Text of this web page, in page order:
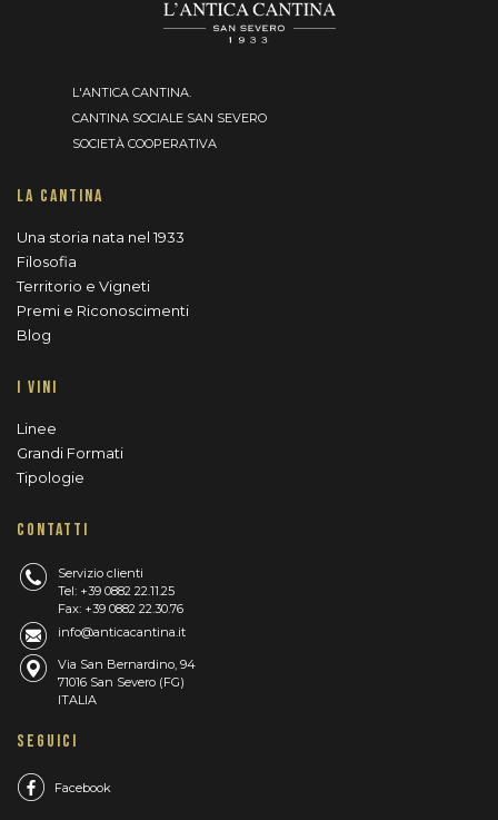
L'ANTICA CANTINA.
CANTINA SOCIALE SAN SEVERO
SOCIETÀ COOPERATIVA
LA CANTINA
Una storia nata nel 1933
Filosofia
Territorio e Vigneti
Premi e Riconoscimenti
Blog
I VINI
Linee
Grandi Formati
Tipologie
CONTATTI
Servizio clienti
Tel: +39 0882 22.11.25
Fax: +39 0882 22.30.76
info@anticacantina.it
Via San Bernardino, 94
71016 San Severo (FG)
ITALIA
SEGUICI
Facebook